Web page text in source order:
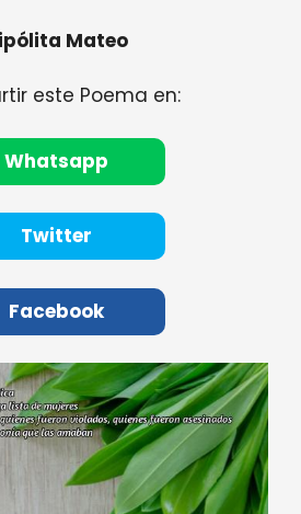
Mateo
este Poema en:
Whatsapp
Twitter
Facebook